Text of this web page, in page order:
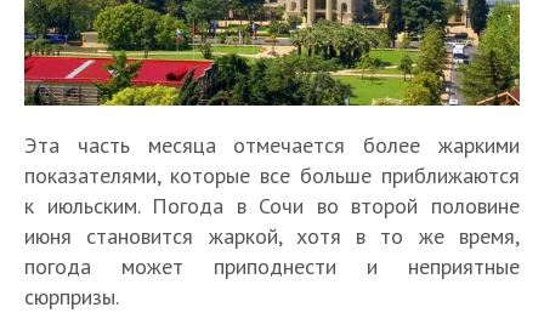
Эта часть месяца отмечается более жаркими
показателями, которые все больше приближаются
к июльским. Погода в Сочи во второй половине
июня становится жаркой, хотя в то же время,
погода может приподнести и неприятные
сюрпризы.